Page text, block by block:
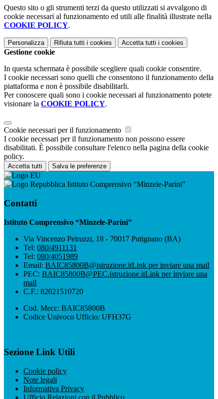
Questo sito o gli strumenti terzi da questo utilizzati si avvalgono di
cookie necessari al funzionamento ed utili alle finalità illustrate nella
COOKIE POLICY.
Personalizza Rifiuta tutti i cookies Accetta tutti i cookies
Gestione cookie
In questa schermata è possibile scegliere quali cookie consentire.
I cookie necessari sono quelli che consentono il funzionamento della
piattaforma e non è possibile disabilitarli.
Per conoscere quali sono i cookie necessari al funzionamento potete
visionare la COOKIE POLICY.
Cookie necessari per il funzionamento
I cookie necessari per il funzionamento non possono essere
disabilitati. È possibile consultare l'elenco nella pagina della cookie
policy.
Accetta tutti Salva le preferenze
Istituto Comprensivo “Minzele-Parini”
Contatti
Istituto Comprensivo “Minzele-Parini”
Via Vincenzo Petruzzi, 18 - 70017 Putignano (BA)
Tel: 080/4911131
Tel: 080/4051989
Email: BAIC85800B@istruzione.itLink per inviare una mail
PEC: BAIC85800B@PEC.istruzione.itLink per inviare una
mail
C.F.: 82021510720
Cod. Mecc: BAIC85800B
Codice Univoco Ufficio: UFH37G
Sezione Link Utili
Cookie policy
Note legali
Informativa Privacy